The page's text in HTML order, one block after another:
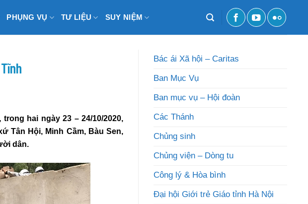
PHỤNG VỤ TƯ LIỆU SUY NIỆM
hai ngày 23 – 24/10/2020,
Tân Hội, Minh Cầm, Bàu Sen,
dân.
Bác ái Xã hội – Caritas
Ban Mục Vụ
Ban mục vụ – Hội đoàn
Các Thánh
Chủng sinh
Chủng viện – Dòng tu
Công lý & Hòa bình
Đại hội Giới trẻ Giáo tỉnh Hà Nội